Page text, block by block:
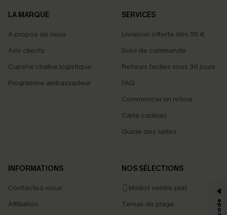
LA MARQUE
À propos de nous
Avis clients
Cupshe chaîne logistique
Programme ambassadeur
SERVICES
Livraison offerte dès 55 €
Suivi de commande
Retours faciles sous 30 jours
FAQ
Commencer un retour
Carte cadeau
Guide des tailles
INFORMATIONS
Contactez-nous
Affiliation
NOS SÉLECTIONS
🩱Maillot ventre plat
Tenue de plage
PROFITEZ DE -15%
-15% dès 2 Achetés par E-mail
*Un code par commande, valable une seule fois.